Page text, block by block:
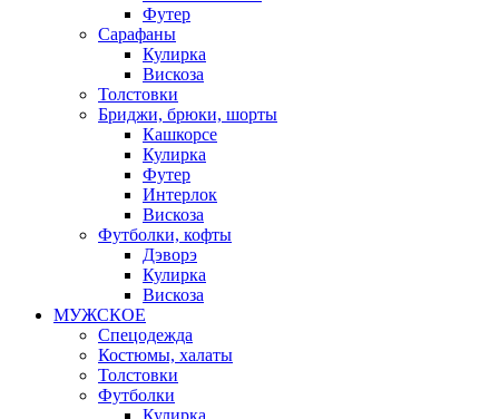
Футер
Сарафаны
Кулирка
Вискоза
Толстовки
Бриджи, брюки, шорты
Кашкорсе
Кулирка
Футер
Интерлок
Вискоза
Футболки, кофты
Дэворэ
Кулирка
Вискоза
МУЖСКОЕ
Спецодежда
Костюмы, халаты
Толстовки
Футболки
Кулирка